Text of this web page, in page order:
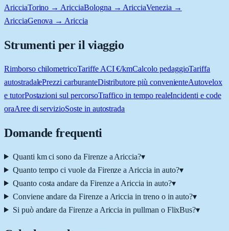
AricciaTorino → AricciaBologna → AricciaVenezia →
AricciaGenova → Ariccia
Strumenti per il viaggio
Rimborso chilometricoTariffe ACI €/kmCalcolo pedaggioTariffa
autostradalePrezzi carburanteDistributore più convenienteAutovelox
e tutorPostazioni sul percorsoTraffico in tempo realeIncidenti e code
oraAree di servizioSoste in autostrada
Domande frequenti
Quanti km ci sono da Firenze a Ariccia?▾
Quanto tempo ci vuole da Firenze a Ariccia in auto?▾
Quanto costa andare da Firenze a Ariccia in auto?▾
Conviene andare da Firenze a Ariccia in treno o in auto?▾
Si può andare da Firenze a Ariccia in pullman o FlixBus?▾